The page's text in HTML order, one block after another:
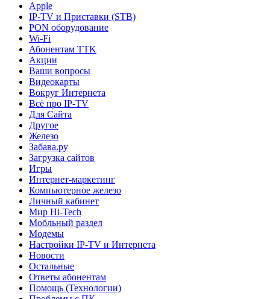
Apple
IP-TV и Приставки (STB)
PON оборудование
Wi-Fi
Абонентам TTK
Акции
Ваши вопросы
Видеокарты
Вокруг Интернета
Всё про IP-TV
Для Сайта
Другое
Железо
Забава.ру
Загрузка сайтов
Игры
Интернет-маркетинг
Компьютерное железо
Личный кабинет
Мир Hi-Tech
Мобльный раздел
Модемы
Настройки IP-TV и Интернета
Новости
Остальные
Ответы абонентам
Помощь (Технологии)